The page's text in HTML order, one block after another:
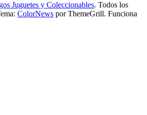
Juguetes y Coleccionables. Todos los
ColorNews por ThemeGrill. Funciona